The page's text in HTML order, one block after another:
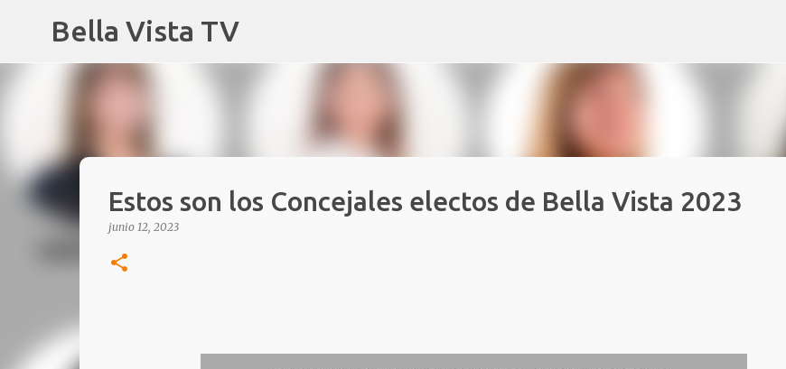
Bella Vista TV
Estos son los Concejales electos de Bella Vista 2023
junio 12, 2023